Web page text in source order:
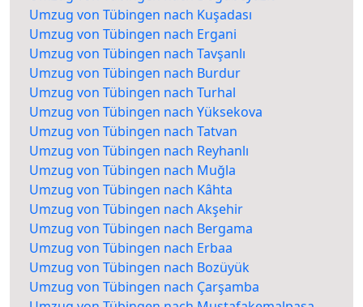
Umzug von Tübingen nach Kuşadası
Umzug von Tübingen nach Ergani
Umzug von Tübingen nach Tavşanlı
Umzug von Tübingen nach Burdur
Umzug von Tübingen nach Turhal
Umzug von Tübingen nach Yüksekova
Umzug von Tübingen nach Tatvan
Umzug von Tübingen nach Reyhanlı
Umzug von Tübingen nach Muğla
Umzug von Tübingen nach Kâhta
Umzug von Tübingen nach Akşehir
Umzug von Tübingen nach Bergama
Umzug von Tübingen nach Erbaa
Umzug von Tübingen nach Bozüyük
Umzug von Tübingen nach Çarşamba